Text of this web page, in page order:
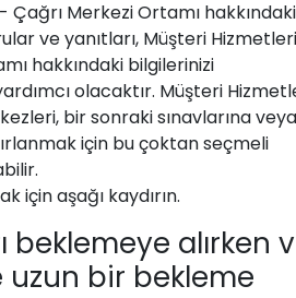
Merkezi Ortamı
ve yanıtları, Müşteri
hakkındaki bilgilerinizi
olacaktır. Müşteri
bir sonraki sınavlarına veya
için bu çoktan seçmeli
için aşağı kaydırın.
beklemeye alırken
bir bekleme